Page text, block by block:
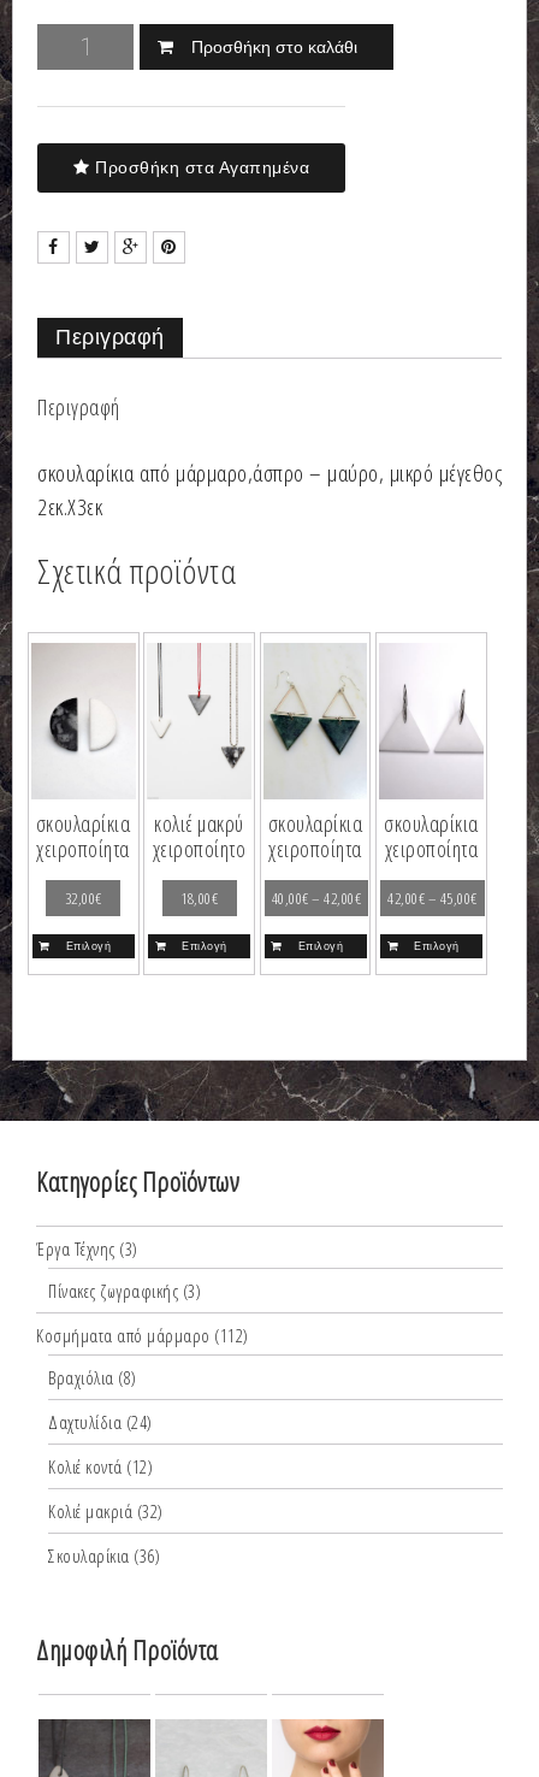
Προσθήκη στο καλάθι
Προσθήκη στα Αγαπημένα
Περιγραφή
Περιγραφή
σκουλαρίκια από μάρμαρο,άσπρο – μαύρο, μικρό μέγεθος
2εκ.Χ3εκ
Σχετικά προϊόντα
σκουλαρίκια
χειροποίητα
32,00€
Επιλογή
κολιέ μακρύ
χειροποίητο
18,00€
Επιλογή
σκουλαρίκια
χειροποίητα
40,00€–42,00€
Επιλογή
σκουλαρίκια
χειροποίητα
42,00€– 45,00€
Επιλογή
Κατηγορίες Προϊόντων
Έργα Τέχνης (3)
Πίνακες ζωγραφικής (3)
Κοσμήματα από μάρμαρο (112)
Βραχιόλια (8)
Δαχτυλίδια (24)
Κολιέ κοντά (12)
Κολιέ μακριά (32)
Σκουλαρίκια (36)
Δημοφιλή Προϊόντα